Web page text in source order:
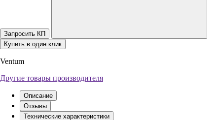
Запросить КП
Купить в один клик
Ventum
Другие товары производителя
Описание
Отзывы
Технические характеристики